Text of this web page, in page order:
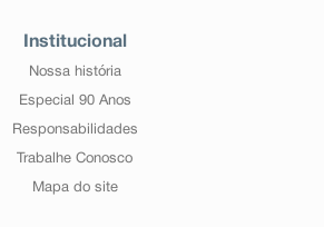
Institucional
Nossa história
Especial 90 Anos
Responsabilidades
Trabalhe Conosco
Mapa do site